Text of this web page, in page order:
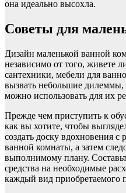
она идеально высохла.
Советы для
Дизайн маленькой ванной
независимо от того, живете
сантехники, мебели для
вызвать небольшие дилеммы,
можно использовать для их
Прежде чем приступить к
как вы хотите, чтобы
создать доску вдохновения
ванной комнаты, а затем
выполнимому плану.
средства на необходимые
каждый вид приобретаемого